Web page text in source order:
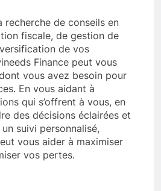
recherche de conseils en
fiscale, de gestion de
de vos
Finance peut vous
vous avez besoin pour
En vous aidant à
qui s’offrent à vous, en
des décisions éclairées et
suivi personnalisé,
vous aider à maximiser
vos pertes.